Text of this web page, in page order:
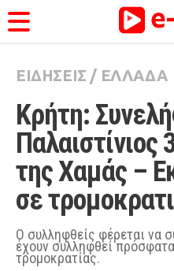
ΚΑΤΗΓΟΡΊΕΣ
Ειδήσεις
Θέματα
Videos
Podcasts
Viral
Life
ΕΙΔΗΣΕΙΣ / ΕΛΛΑΔΑ
Κρήτη:
Παλαιστίνιος
της Χαμάς –
σε
Ο συλληφθείς φέρεται να
έχουν συλληφθεί
τρομοκρατίας.